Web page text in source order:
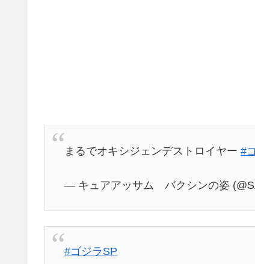
まるでオキシジェンデストロイヤー#
— キュアアッサム バクシンの姿
#ゴジラSP